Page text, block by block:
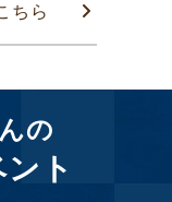
ちら
の
ト